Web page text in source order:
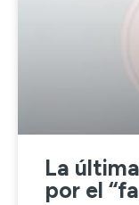
La
por el